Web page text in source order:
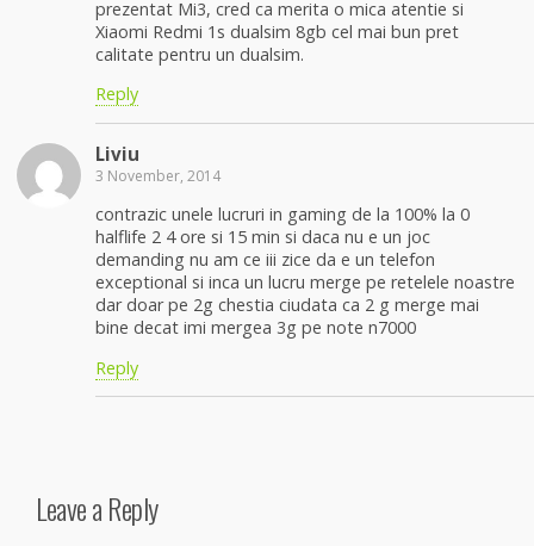
prezentat Mi3, cred ca merita o mica atentie si
Xiaomi Redmi 1s dualsim 8gb cel mai bun pret
calitate pentru un dualsim.
Reply
Liviu
3 November, 2014
contrazic unele lucruri in gaming de la 100% la 0
halflife 2 4 ore si 15 min si daca nu e un joc
demanding nu am ce iii zice da e un telefon
exceptional si inca un lucru merge pe retelele noastre
dar doar pe 2g chestia ciudata ca 2 g merge mai
bine decat imi mergea 3g pe note n7000
Reply
Leave a Reply